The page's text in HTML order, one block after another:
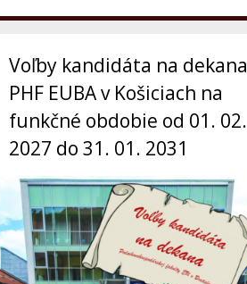
Voľby kandidáta na dekana
PHF EUBA v Košiciach na
funkčné obdobie od 01. 02.
2027 do 31. 01. 2031